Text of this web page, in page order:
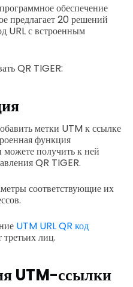
обеспечение
предлагает 20 решений
URL с встроенным
QR TIGER:
метки UTM к ссылке
функция
получить к ней
QR TIGER.
соответствующие их
UTM URL QR код
третьих лиц.
UTM-ссылки